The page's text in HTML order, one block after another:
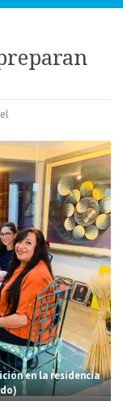
en la residencia